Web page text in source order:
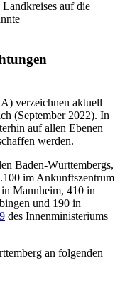
auf die
verzeichnen aktuell
(September 2022). In
auf allen Ebenen
werden.
Baden-Württembergs,
im Ankunftszentrum
Mannheim, 410 in
und 190 in
des Innenministeriums
an folgenden